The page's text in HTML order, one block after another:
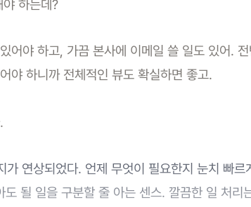
하는데?
어야 하고, 가끔 본사에 이메일 쓸 일도 있어.
야 하니까 전체적인 뷰도 확실하면 좋고.
가 연상되었다. 언제 무엇이 필요한지 눈치 빠르
될 일을 구분할 줄 아는 센스. 깔끔한 일 처리